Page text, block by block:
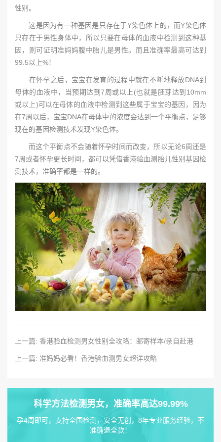
性别。
这是因为有一种基因是只存在于Y染色体上的，而Y染色体
只存在于男性身体中，所以只要在母体的血液中检测到这种基
因，则可证明准妈妈腹中胎儿是男性。而且准确率最高可达到
99.5以上%！
在怀孕之后，宝宝在发育的过程中就在不断地释放DNA到
母体的血液中，当预期达到7周或以上(也就是胚芽达到10mm
或以上)可以在母体的血液中检测到这些属于宝宝的基因，因为
在7周以后，宝宝DNA在母体中的浓度会达到一个平衡点，足够
现在的基因检测技术发现Y染色体。
而这个平衡点不会随着怀孕时间而改变，所以无论6周还是
7周或者怀孕更长时间，都可以凭借香港验血测胎儿性别基因检
测技术，准确率都是一样的。
上一篇: 香港验血检测男女性别全攻略：邮寄样本/亲自赴港
上一篇: 准妈妈必看！香港验血测男女超详攻略
科学方法检测男女，准确率高达99.99%
孕4周即可，支持全国检测，安全无创，8年专业服务经验，不
准确退全款！